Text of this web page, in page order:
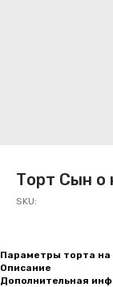
Торт Сын о
SKU:
Параметры торта на
Описание
Дополнительная